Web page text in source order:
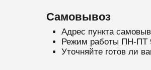
Самовывоз
Адрес пункта
Режим работы ПН-ПТ
Уточняйте готов ли